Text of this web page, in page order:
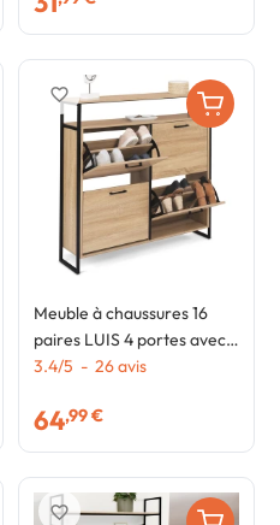
Meuble à chaussures 16
paires LUIS 4 portes avec
étagère supérieure design
3.4/5 - 26avis
64,99 €
favorite_border
favorite_border